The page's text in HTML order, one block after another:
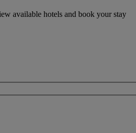
available hotels and book your stay